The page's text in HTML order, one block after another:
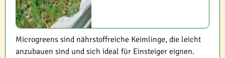
Microgreens sind nährstoffreiche Keimlinge, die leicht
anzubauen sind und sich ideal für Einsteiger eignen.